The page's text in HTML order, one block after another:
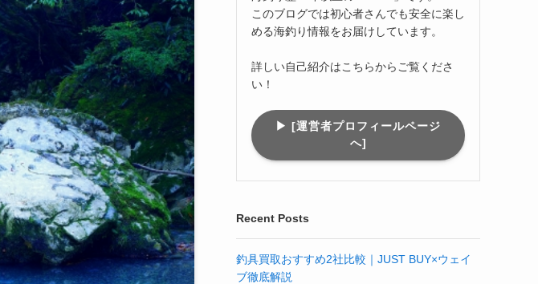
このブログでは初心者さんでも安全に楽し
める海釣り情報をお届けしています。
詳しい自己紹介はこちらからご覧くださ
い！
▶︎ [運営者プロフィールページ
へ]
Recent Posts
釣具買取おすすめ2社比較｜JUST BUY×ウェイ
ブ徹底解説